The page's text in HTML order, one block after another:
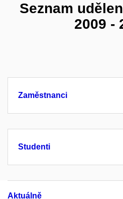
Seznam
2009 -
Zaměstnanci
Studenti
Aktuálně